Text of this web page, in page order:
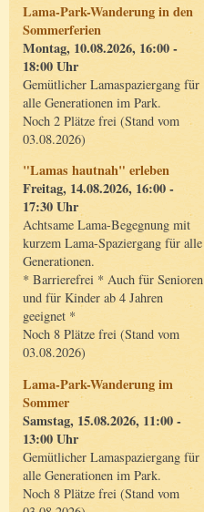
Lama-Park-Wanderung in den
Sommerferien
Montag, 10.08.2026, 16:00 -
18:00 Uhr
Gemütlicher Lamaspaziergang für
alle Generationen im Park.
Noch 2 Plätze frei (Stand vom
03.08.2026)
"Lamas hautnah" erleben
Freitag, 14.08.2026, 16:00 -
17:30 Uhr
Achtsame Lama-Begegnung mit
kurzem Lama-Spaziergang für alle
Generationen.
* Barrierefrei * Auch für Senioren
und für Kinder ab 4 Jahren
geeignet *
Noch 8 Plätze frei (Stand vom
03.08.2026)
Lama-Park-Wanderung im
Sommer
Samstag, 15.08.2026, 11:00 -
13:00 Uhr
Gemütlicher Lamaspaziergang für
alle Generationen im Park.
Noch 8 Plätze frei (Stand vom